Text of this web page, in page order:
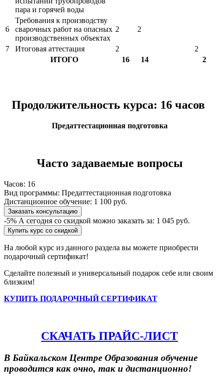
пара и горячей воды
6
Требования к производству
сварочных работ на опасных
производственных объектах
2 2
7 Итоговая аттестация 2
2
ИТОГО
16 14 2
Продолжительность курса: 16 часов
Предаттестационная подготовка
Часто задаваемые вопросы
Часов: 16
Вид программы: Предаттестационная подготовка
Дистанционное обучение: 1 100 руб.
Заказать консультацию
-5% А сегодня со скидкой можно заказать за: 1 045 руб.
Купить курс со скидкой
На любой курс из данного раздела вы можете приобрести
подарочный сертификат!
Сделайте полезный и универсальный подарок себе или своим
близким!
КУПИТЬ ПОДАРОЧНЫЙ СЕРТИФИКАТ
СКАЧАТЬ ПРАЙС-ЛИСТ
В Байкальском Центре Образования обучение
проводится как очно, так и дистанционно!